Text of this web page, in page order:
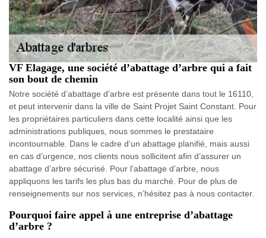
VF Elagage, une société d’abattage d’arbre qui a fait
son bout de chemin
Notre société d’abattage d’arbre est présente dans tout le 16110,
et peut intervenir dans la ville de Saint Projet Saint Constant. Pour
les propriétaires particuliers dans cette localité ainsi que les
administrations publiques, nous sommes le prestataire
incontournable. Dans le cadre d’un abattage planifié, mais aussi
en cas d’urgence, nos clients nous sollicitent afin d’assurer un
abattage d’arbre sécurisé. Pour l’abattage d’arbre, nous
appliquons les tarifs les plus bas du marché. Pour de plus de
renseignements sur nos services, n’hésitez pas à nous contacter.
Pourquoi faire appel à une entreprise d’abattage
d’arbre ?